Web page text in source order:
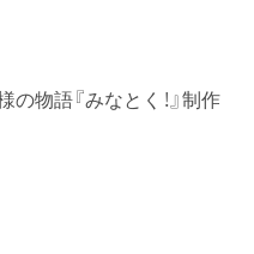
物語『みなとく！』制作